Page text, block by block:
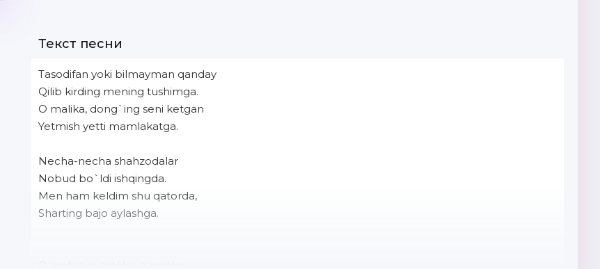
Текст песни
Tasodifan yoki bilmayman qanday
Qilib kirding mening tushimga.
O malika, dong`ing seni ketgan
Yetmish yetti mamlakatga.
Necha-necha shahzodalar
Nobud bo`ldi ishqingda.
Men ham keldim shu qatorda,
Sharting bajo aylashga.